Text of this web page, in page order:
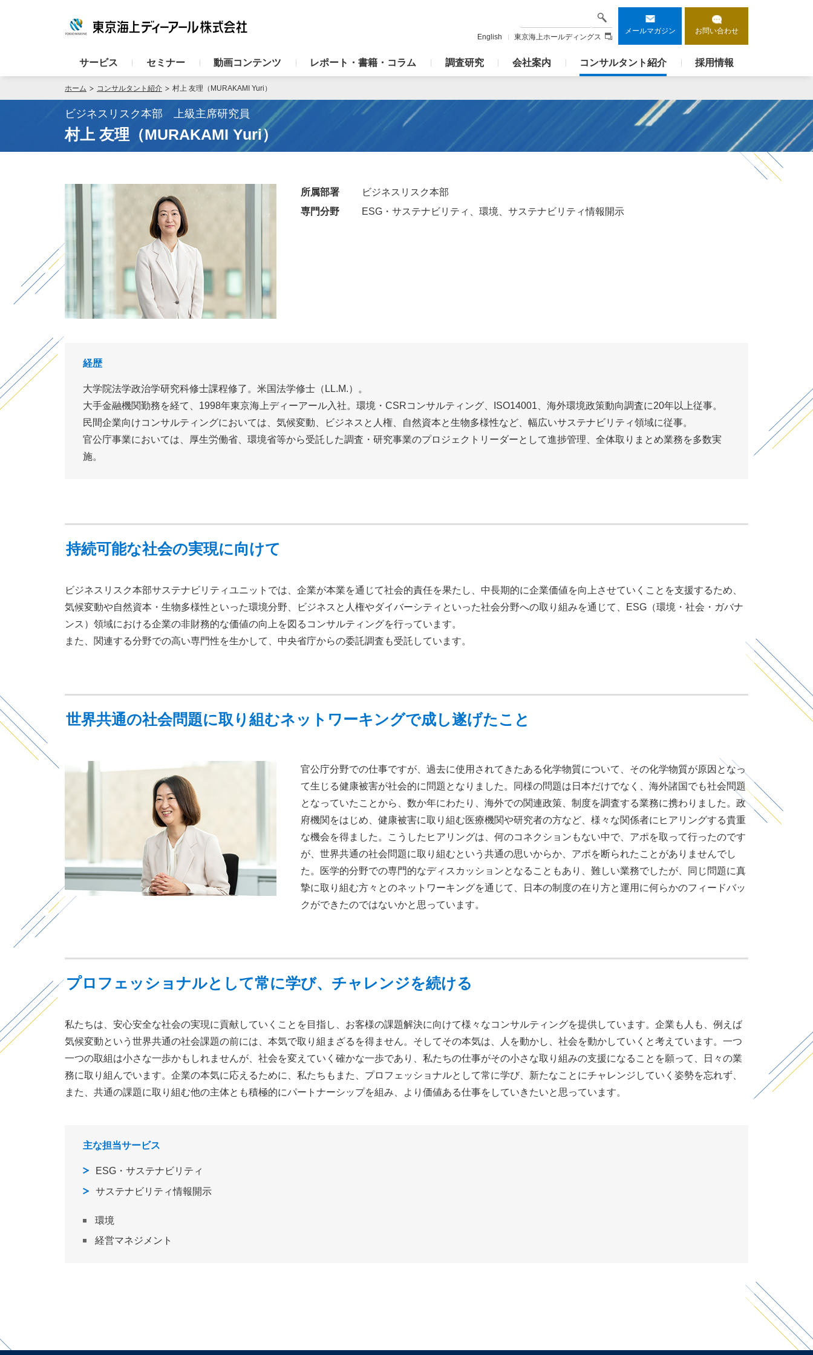
サービス セミナー 動画コンテンツ レポート・書籍・コラム 調査研究 会社案内 コンサルタント紹介 採用情報
メールマガジン お問い合わせ
検索
English 東京海上ホールディングス
ホーム コンサルタント紹介 村上 友理（MURAKAMI Yuri）
ビジネスリスク本部 上級主席研究員
村上 友理（MURAKAMI Yuri）
所属部署
ビジネスリスク本部
専門分野
ESG・サステナビリティ、環境、サステナビリティ情報開示
経歴
大学院法学政治学研究科修士課程修了。米国法学修士（LL.M.）。
大手金融機関勤務を経て、1998年東京海上ディーアール入社。環境・CSRコンサルティング、ISO14001、海外環境政策動向調査に20年以上従事。
民間企業向けコンサルティングにおいては、気候変動、ビジネスと人権、自然資本と生物多様性など、幅広いサステナビリティ領域に従事。
官公庁事業においては、厚生労働省、環境省等から受託した調査・研究事業のプロジェクトリーダーとして進捗管理、全体取りまとめ業務を多数実
施。
持続可能な社会の実現に向けて
ビジネスリスク本部サステナビリティユニットでは、企業が本業を通じて社会的責任を果たし、中長期的に企業価値を向上させていくことを支援するため、
気候変動や自然資本・生物多様性といった環境分野、ビジネスと人権やダイバーシティといった社会分野への取り組みを通じて、ESG（環境・社会・ガバナ
ンス）領域における企業の非財務的な価値の向上を図るコンサルティングを行っています。
また、関連する分野での高い専門性を生かして、中央省庁からの委託調査も受託しています。
世界共通の社会問題に取り組むネットワーキングで成し遂げたこと
官公庁分野での仕事ですが、過去に使用されてきたある化学物質について、その化学物質が原因となっ
て生じる健康被害が社会的に問題となりました。同様の問題は日本だけでなく、海外諸国でも社会問題
となっていたことから、数か年にわたり、海外での関連政策、制度を調査する業務に携わりました。政
府機関をはじめ、健康被害に取り組む医療機関や研究者の方など、様々な関係者にヒアリングする貴重
な機会を得ました。こうしたヒアリングは、何のコネクションもない中で、アポを取って行ったのです
が、世界共通の社会問題に取り組むという共通の思いからか、アポを断られたことがありませんでし
た。医学的分野での専門的なディスカッションとなることもあり、難しい業務でしたが、同じ問題に真
摯に取り組む方々とのネットワーキングを通じて、日本の制度の在り方と運用に何らかのフィードバッ
クができたのではないかと思っています。
プロフェッショナルとして常に学び、チャレンジを続ける
私たちは、安心安全な社会の実現に貢献していくことを目指し、お客様の課題解決に向けて様々なコンサルティングを提供しています。企業も人も、例えば
気候変動という世界共通の社会課題の前には、本気で取り組まざるを得ません。そしてその本気は、人を動かし、社会を動かしていくと考えています。一つ
一つの取組は小さな一歩かもしれませんが、社会を変えていく確かな一歩であり、私たちの仕事がその小さな取り組みの支援になることを願って、日々の業
務に取り組んでいます。企業の本気に応えるために、私たちもまた、プロフェッショナルとして常に学び、新たなことにチャレンジしていく姿勢を忘れず、
また、共通の課題に取り組む他の主体とも積極的にパートナーシップを組み、より価値ある仕事をしていきたいと思っています。
主な担当サービス
ESG・サステナビリティ
サステナビリティ情報開示
環境
経営マネジメント